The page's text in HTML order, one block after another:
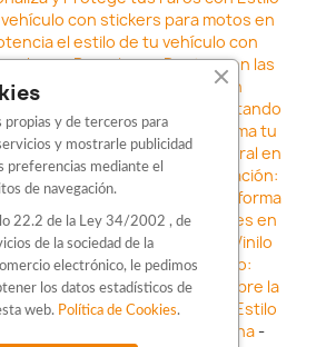
con stickers para motos en
el estilo de tu vehículo con
en Barcelona-Destaca en las
stickers para coches en
para faros en Barcelona: Resaltando
del Automóvil- Transforma tu
vinilos fundidos rotulación integral en
la Innovación en Personalización:
dip en Barcelona
Transforma
Kits adhesivos para coches en
tu vehículo con estilo: Vinilo
Barcelona-Destaca con Estilo:
en Barcelona -Descubre la
stickers en Barcelona
Estilo
Sticker para motos en Barcelona-
propias y de terceros para
y mostrarle publicidad
preferencias mediante el
de navegación.
22.2 de la Ley 34/2002 , de
de la sociedad de la
electrónico, le pedimos
los datos estadísticos de
web. Política de Cookies.